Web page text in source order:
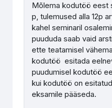
Mõlema kodutöö eest
p, tulemused alla 12p
kahel seminaril
puududa saab vaid
ette teatamisel
kodutöö esitada
puudumisel kodutöö
kui kodutöö on
eksamile pääseda.